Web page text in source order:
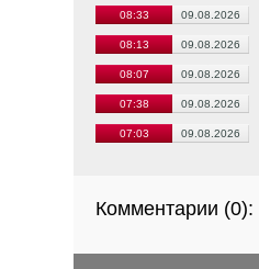
08:33 09.08.2026
08:13 09.08.2026
08:07 09.08.2026
07:38 09.08.2026
07:03 09.08.2026
Комментарии (0):